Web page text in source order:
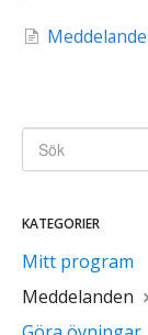
KATEGORIER
Mitt program
Meddelanden